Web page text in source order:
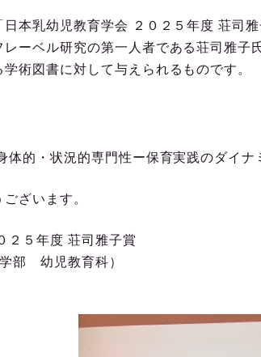
本乳幼児教育学会 ２０２５年度 荘司雅
ーベル研究の第一人者である荘司雅子
術図書に対して与えられるものです。
・状況的専門性ー保育実践のダイナ
ざいます。
５年度 荘司雅子賞
部 幼児教育科）